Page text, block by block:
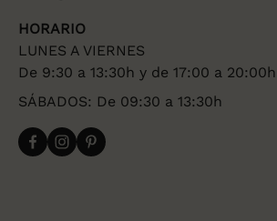
HORARIO
LUNES A VIERNES
De 9:30 a 13:30h y de 17:00 a 20:00h
SÁBADOS: De 09:30 a 13:30h